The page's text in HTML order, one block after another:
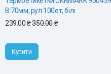
В:70мм, рул:100ет, білі
239.00 ₴350.00 ₴
Купити